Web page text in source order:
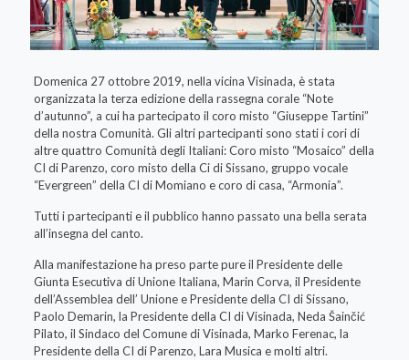
Domenica 27 ottobre 2019, nella vicina Visinada, è stata
organizzata la terza edizione della rassegna corale “Note
d’autunno”, a cui ha partecipato il coro misto “Giuseppe Tartini”
della nostra Comunità. Gli altri partecipanti sono stati i cori di
altre quattro Comunità degli Italiani: Coro misto “Mosaico” della
CI di Parenzo, coro misto della Ci di Sissano, gruppo vocale
“Evergreen” della CI di Momiano e coro di casa, “Armonia”.
Tutti i partecipanti e il pubblico hanno passato una bella serata
all’insegna del canto.
Alla manifestazione ha preso parte pure il Presidente delle
Giunta Esecutiva di Unione Italiana, Marin Corva, il Presidente
dell’Assemblea dell’ Unione e Presidente della CI di Sissano,
Paolo Demarin, la Presidente della CI di Visinada, Neda Šainčić
Pilato, il Sindaco del Comune di Visinada, Marko Ferenac, la
Presidente della CI di Parenzo, Lara Musica e molti altri.